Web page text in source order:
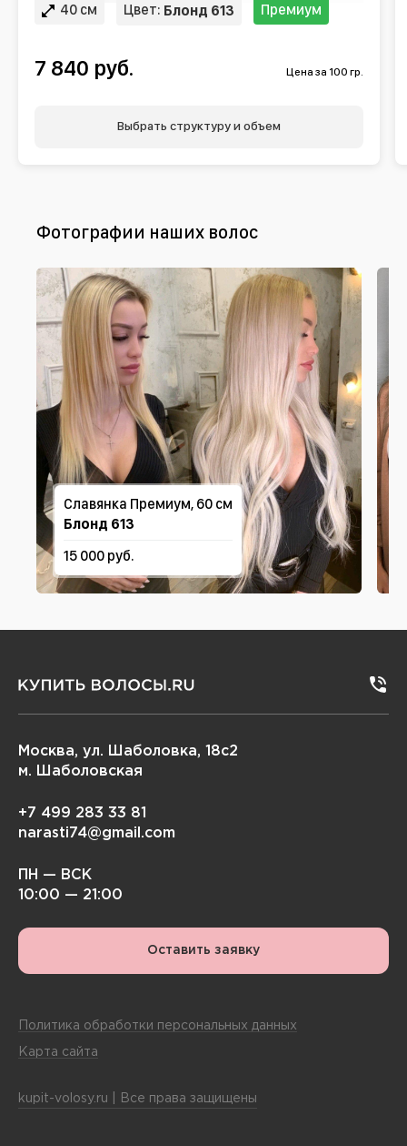
40 см Цвет: Блонд 613 Премиум
7 840 руб. Цена за 100 гр.
Выбрать структуру и объем
Фотографии наших волос
Славянка Премиум, 60 см
Блонд 613
15 000 руб.
Москва, ул. Шаболовка, 18с2
м. Шаболовская
+7 499 283 33 81
narasti74@gmail.com
ПН — ВСК
10:00 — 21:00
Оставить заявку
Политика обработки персональных данных
Карта сайта
kupit-volosy.ru | Все права защищены